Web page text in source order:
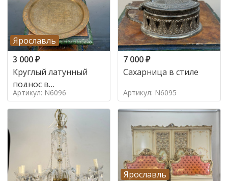
Ярославль
3 000₽
Круглый латунный
поднос в
марокканском стиле в
стиле
Артикул: N6096
7 000₽
Сахарница в стиле
Артикул: N6095
Ярославль